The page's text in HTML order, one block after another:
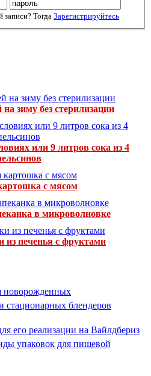
записи? Тогда Зарегистрируйтесь
зиму без стерилизации
или 9 литров сока из 4
с мясом
в микроволновке
из печенья с фруктами
новорожденных
блендеров
его реализации на Вайлдбериз
упаковок для пищевой